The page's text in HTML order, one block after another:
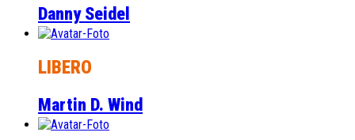
Danny Seidel
LIBERO
Martin D. Wind